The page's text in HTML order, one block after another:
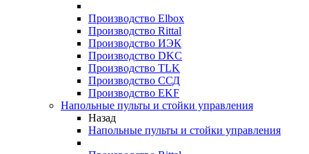
Производство Elbox
Производство Rittal
Производство ИЭК
Производство DKC
Производство TLK
Производство ССД
Производство EKF
Напольные пульты и стойки управления
Назад
Напольные пульты и стойки управления